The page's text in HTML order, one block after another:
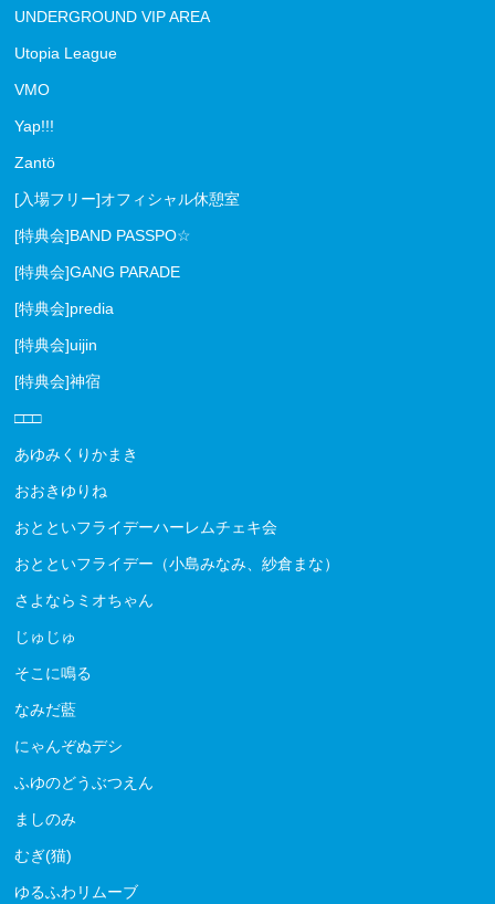
UNDERGROUND VIP AREA
Utopia League
VMO
Yap!!!
Zantö
[入場フリー]オフィシャル休憩室
[特典会]BAND PASSPO☆
[特典会]GANG PARADE
[特典会]predia
[特典会]uijin
[特典会]神宿
□□□
あゆみくりかまき
おおきゆりね
おとといフライデーハーレムチェキ会
おとといフライデー（小島みなみ、紗倉まな）
さよならミオちゃん
じゅじゅ
そこに鳴る
なみだ藍
にゃんぞぬデシ
ふゆのどうぶつえん
ましのみ
むぎ(猫)
ゆるふわリムーブ